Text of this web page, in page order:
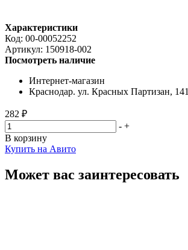
Характеристики
Код: 00-00052252
Артикул: 150918-002
Посмотреть наличие
Интернет-магазин
Краснодар. ул. Красных Партизан, 141
282 ₽
- +
В корзину
Купить на Авито
Может вас заинтересовать